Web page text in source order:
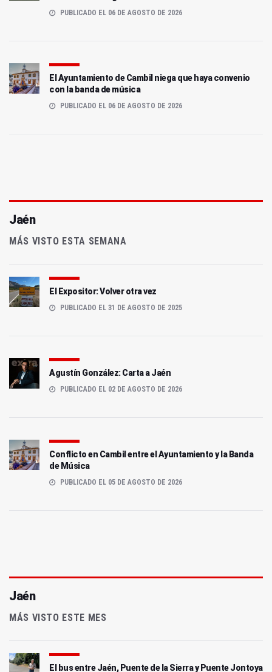
PUBLICADO EL 06 DE AGOSTO DE 2026
El Ayuntamiento de Cambil niega que haya convenio
con la banda de música
PUBLICADO EL 06 DE AGOSTO DE 2026
Jaén
MÁS VISTO ESTA SEMANA
El Expositor: Volver otra vez
PUBLICADO EL 31 DE AGOSTO DE 2025
Agustín González: Carta a Jaén
PUBLICADO EL 02 DE AGOSTO DE 2026
Conflicto en Cambil entre el Ayuntamiento y la Banda
de Música
PUBLICADO EL 05 DE AGOSTO DE 2026
Jaén
MÁS VISTO ESTE MES
El bus entre Jaén, Puente de la Sierra y Puente Jontoya